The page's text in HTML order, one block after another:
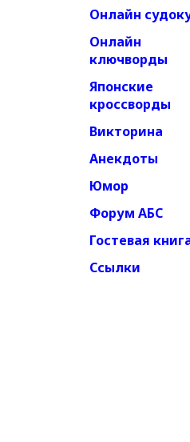
Онлайн
Онлайн
ключворды
Японские
кроссворды
Викторина
Анекдоты
Юмор
Форум АБС
Гостевая
Ссылки